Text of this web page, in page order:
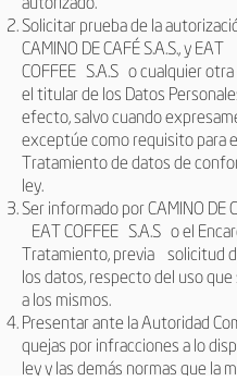
Solicitar prueba de la
CAMINO DE CAFÉ S.A.S., yEAT
COFFEE S.A.S o cualquier
el titular de los Datos
efecto, salvo cuando
exceptúe como requisito para
Tratamiento de datos de
ley.
Ser informado por CAMINO DE
EAT COFFEE S.A.S o el
Tratamiento, previa solicitud
los datos, respecto del uso que
a los mismos.
Presentar ante la Autoridad
quejas por infracciones a lo
ley y las demás normas que la